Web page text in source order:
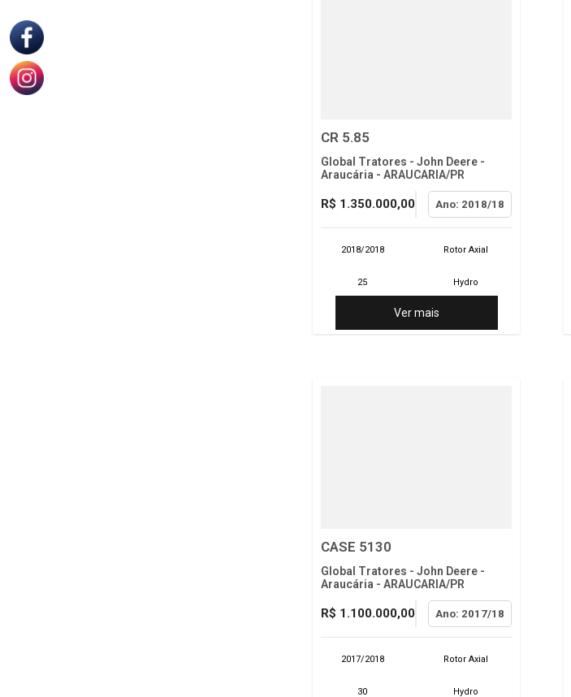
CR 5.85
Global Tratores - John Deere -
Araucária - ARAUCARIA/PR
R$ 1.350.000,00 Ano: 2018/18
2018/2018 Rotor Axial
25 Hydro
Ver mais
CASE 5130
Global Tratores - John Deere -
Araucária - ARAUCARIA/PR
R$ 1.100.000,00 Ano: 2017/18
2017/2018 Rotor Axial
30 Hydro